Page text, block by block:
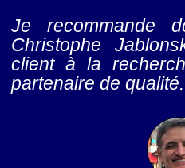
Je recommande
Christophe
client à la
partenaire de qualité.